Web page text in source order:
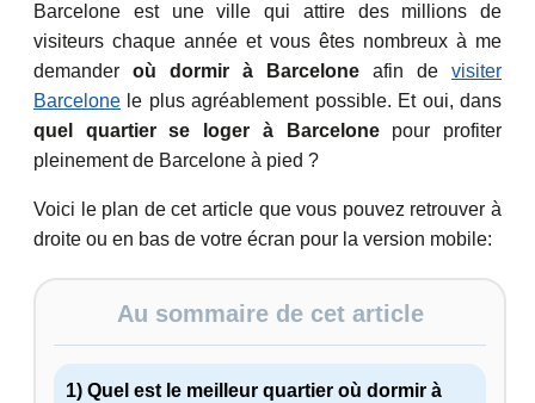
Barcelone est une ville qui attire des millions de
visiteurs chaque année et vous êtes nombreux à me
demander où dormir à Barcelone afin de visiter
Barcelone le plus agréablement possible. Et oui, dans
quel quartier se loger à Barcelonepour profiter
pleinement de Barcelone à pied ?
Voici le plan de cet article que vous pouvez retrouver à
droite ou en bas de votre écran pour la version mobile:
Au sommaire de cet article
1) Quel est le meilleur quartier où dormir à